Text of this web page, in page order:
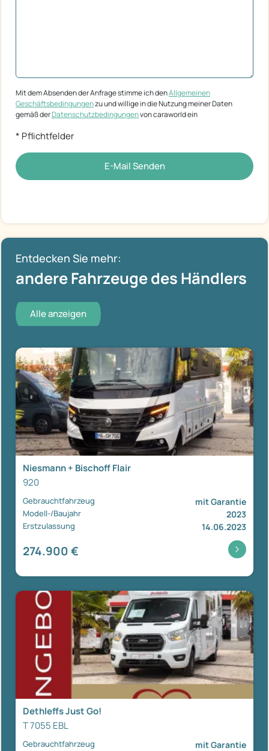
Mit dem Absenden der Anfrage stimme ich denAllgemeinen
Geschäftsbedingungenzu und willige in die Nutzung meiner Daten
gemäß derDatenschutzbedingungenvon caraworld ein
* Pflichtfelder
E-Mail Senden
Entdecken Sie mehr:
andere Fahrzeuge des Händlers
Alle anzeigen
Niesmann + Bischoff Flair
920
Gebrauchtfahrzeug mit Garantie
Modell-/Baujahr 2023
Erstzulassung 14.06.2023
274.900 €
Dethleffs Just Go!
T 7055 EBL
Gebrauchtfahrzeug mit Garantie